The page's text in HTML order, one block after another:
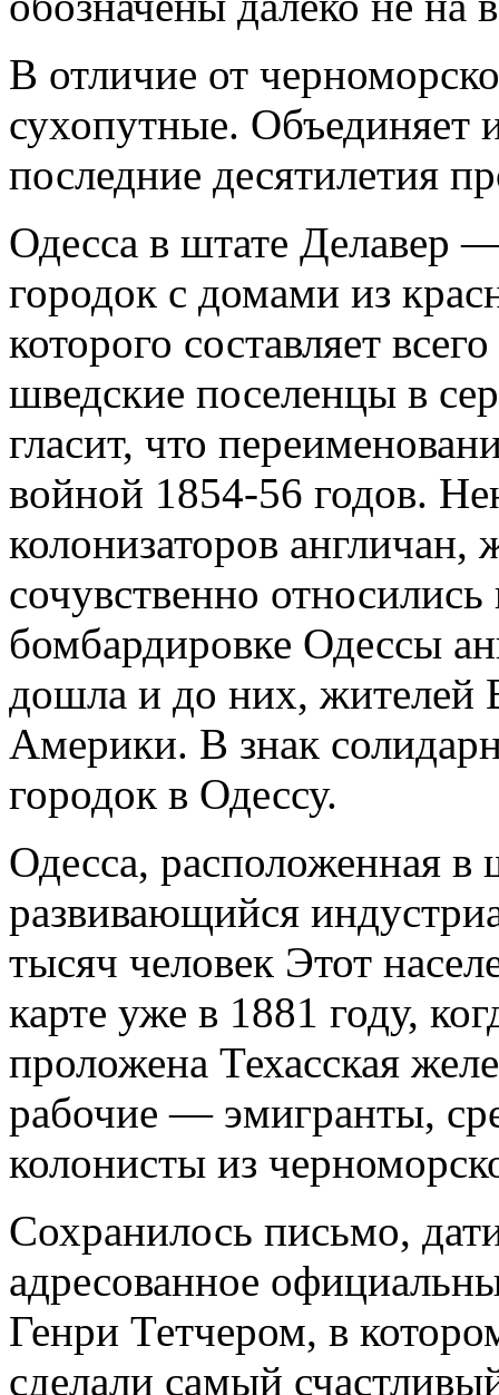
В отличие от
сухопутные.
последние десятилетия
Одесса в штате Делавер
городок с домами из
которого составляет
шведские поселенцы в
гласит, что
войной 1854-56 годов.
колонизаторов англичан,
сочувственно
бомбардировке Одессы
дошла и до них, жителей
Америки. В знак
городок в Одессу.
Одесса, расположенная
развивающийся
тысяч человек Этот
карте уже в 1881 году,
проложена Техасская
рабочие — эмигранты,
колонисты из
Сохранилось письмо,
адресованное
Генри Тетчером, в
сделали самый